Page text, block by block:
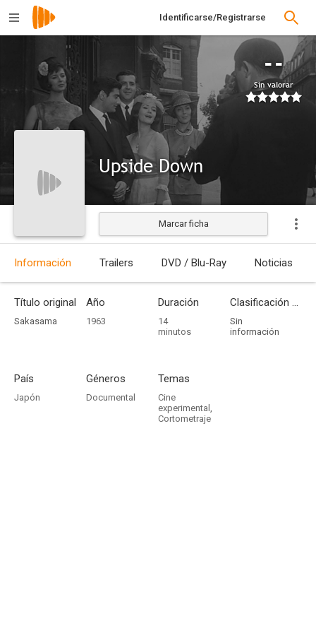
Identificarse/Registrarse
--
Sin valorar
Upside Down
Estrenada
Marcar ficha
Información Trailers DVD / Blu-Ray Noticias
Título original
Sakasama
Año
1963
Duración
14
minutos
Clasificación por edades
Sin
información
País
Japón
Géneros
Documental
Temas
Cine
experimental ,
Cortometraje